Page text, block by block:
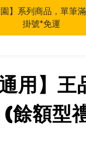
園】系列商品，單筆
掛號*免運
用】
餘額型